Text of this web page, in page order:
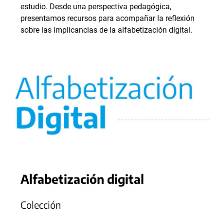
estudio. Desde una perspectiva pedagógica,
presentamos recursos para acompañar la reflexión
sobre las implicancias de la alfabetización digital.
Alfabetización digital
Colección